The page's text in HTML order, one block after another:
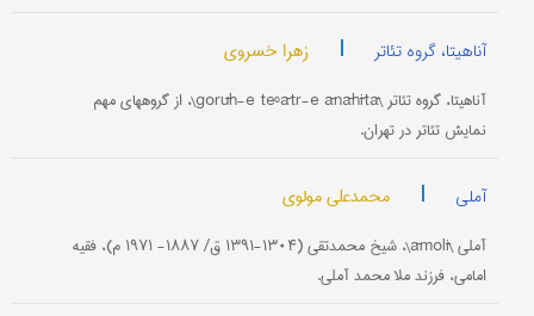
آناهیتا، گروه تئاتر | زهرا خسروی
آناهیتا، گروه تئاتر \gorūh-e teºātr-e ānāhītā\، از گروههای مهم
نمایش تئاتر در تهران.
آملی | محمدعلی مولوی
آملی \āmolī\، شیخ محمدتقی (۱۳۰۴-۱۳۹۱ ق/ ۱۸۸۷- ۱۹۷۱ م)، فقیه
امامی، فرزند ملا محمد آملی.